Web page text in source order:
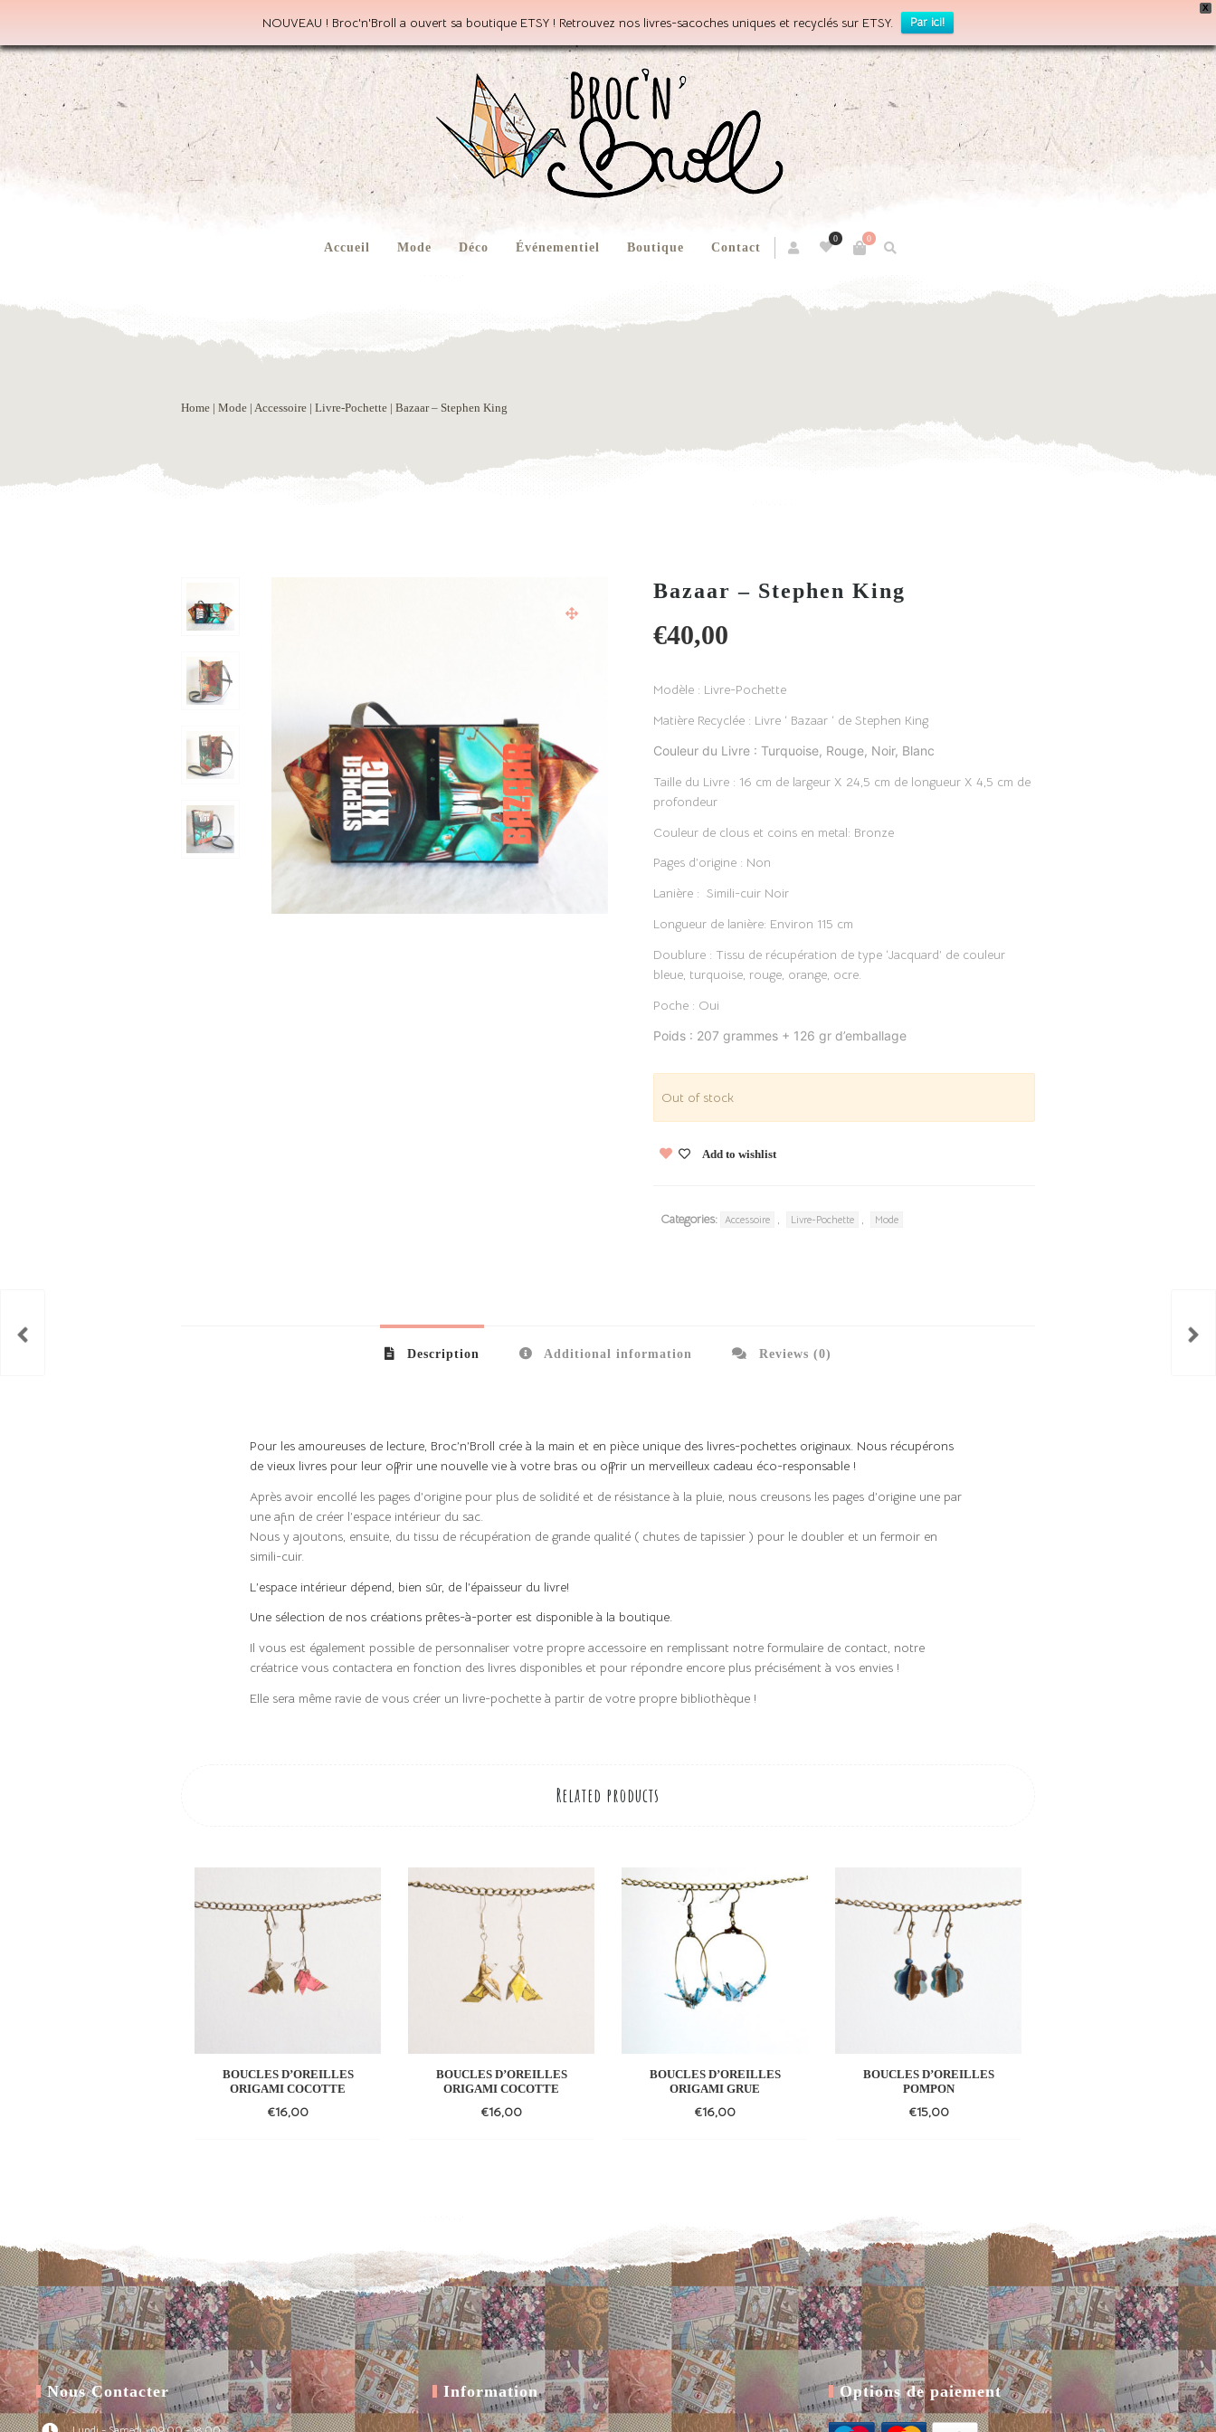
X
NOUVEAU ! Broc'n'Broll a ouvert sa boutique ETSY ! Retrouvez nos livres-sacoches uniques et recyclés sur ETSY. Par ici!
0
0
Accueil Mode Déco Événementiel Boutique Contact
Home | Mode | Accessoire | Livre-Pochette | Bazaar – Stephen King
Bazaar – Stephen King
€40,00
Modèle : Livre-Pochette
Matière Recyclée : Livre ‘ Bazaar ‘ de Stephen King
Couleur du Livre : Turquoise, Rouge, Noir, Blanc
Taille du Livre : 16 cm de largeur X 24,5 cm de longueur X 4,5 cm de
profondeur
Couleur de clous et coins en metal: Bronze
Pages d’origine : Non
Lanière : Simili-cuir Noir
Longueur de lanière: Environ 115 cm
Doublure : Tissu de récupération de type ‘Jacquard’ de couleur
bleue, turquoise, rouge, orange, ocre.
Poche : Oui
Poids : 207 grammes + 126 gr d’emballage
Out of stock
Add to wishlist
Categories: Accessoire , Livre-Pochette , Mode
Description Additional information Reviews (0)
Pour les amoureuses de lecture, Broc’n’Broll crée à la main et en pièce unique des livres-pochettes originaux. Nous récupérons
de vieux livres pour leur offrir une nouvelle vie à votre bras ou offrir un merveilleux cadeau éco-responsable !
Après avoir encollé les pages d’origine pour plus de solidité et de résistance à la pluie, nous creusons les pages d’origine une par
une afin de créer l’espace intérieur du sac.
Nous y ajoutons, ensuite, du tissu de récupération de grande qualité ( chutes de tapissier ) pour le doubler et un fermoir en
simili-cuir.
L’espace intérieur dépend, bien sûr, de l’épaisseur du livre!
Une sélection de nos créations prêtes-à-porter est disponible à la boutique.
Il vous est également possible de personnaliser votre propre accessoire en remplissant notre formulaire de contact, notre
créatrice vous contactera en fonction des livres disponibles et pour répondre encore plus précisément à vos envies !
Elle sera même ravie de vous créer un livre-pochette à partir de votre propre bibliothèque !
Related products
BOUCLES D’OREILLES
ORIGAMI COCOTTE
€16,00
BOUCLES D’OREILLES
ORIGAMI COCOTTE
€16,00
BOUCLES D’OREILLES
ORIGAMI GRUE
€16,00
BOUCLES D’OREILLES
POMPON
€15,00
Nous Contacter Information Options de paiement